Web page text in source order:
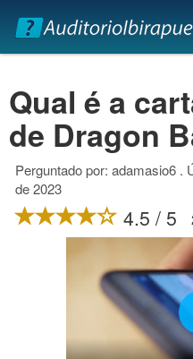
Qual é a
de Dragon
Perguntado por: adamasio6 .
de 2023
4.5 / 5